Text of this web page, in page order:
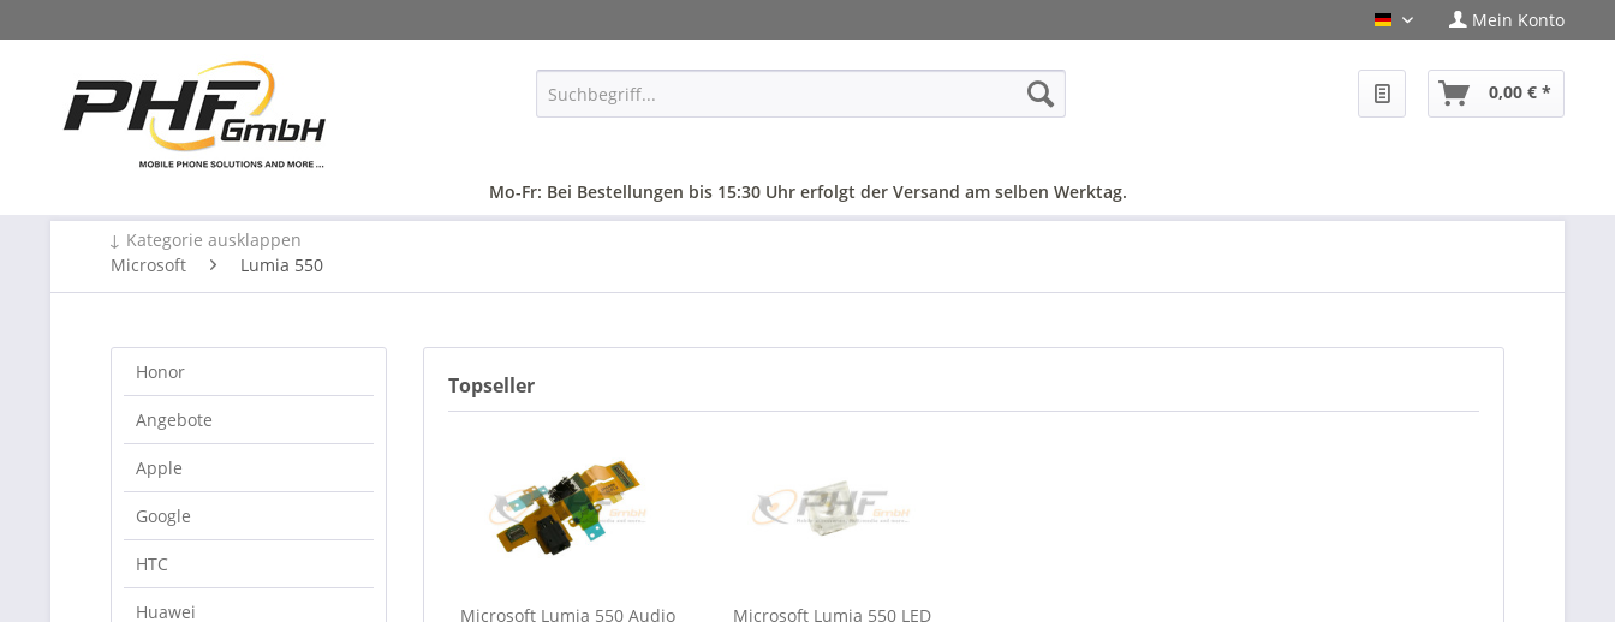
PHF-Shop Deutsch
Mein Konto
0,00 € *
Mo-Fr: Bei Bestellungen bis 15:30 Uhr erfolgt der Versand am selben Werktag.
↓ Kategorie ausklappen
Microsoft
Lumia 550
Honor
Angebote
Apple
Google
HTC
Huawei
Topseller
Microsoft Lumia 550 Audio
Microsoft Lumia 550 LED